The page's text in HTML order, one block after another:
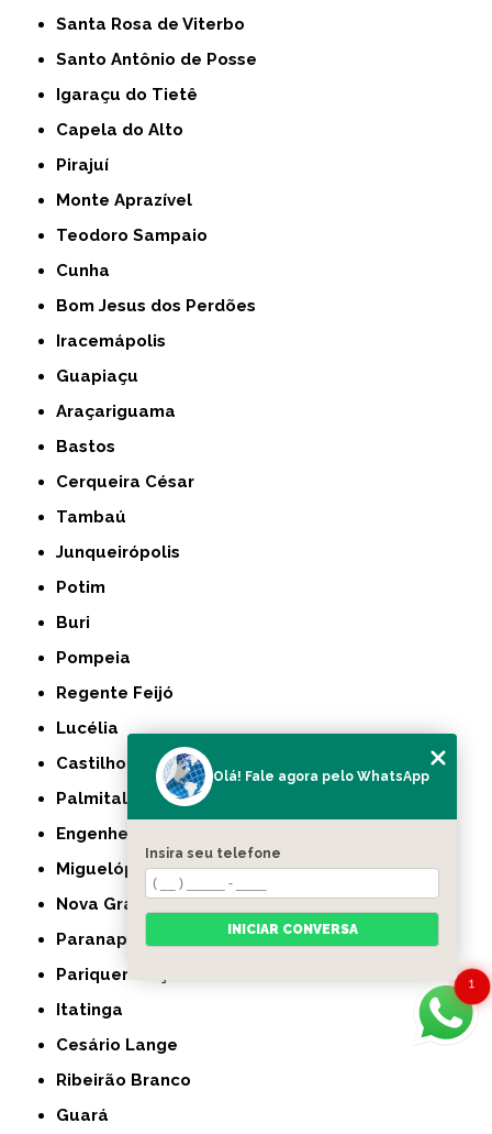
Santa Rosa de Viterbo
Santo Antônio de Posse
Igaraçu do Tietê
Capela do Alto
Pirajuí
Monte Aprazível
Teodoro Sampaio
Cunha
Bom Jesus dos Perdões
Iracemápolis
Guapiaçu
Araçariguama
Bastos
Cerqueira César
Tambaú
Junqueirópolis
Potim
Buri
Pompeia
Regente Feijó
Lucélia
Castilho
Palmital
Engenheiro Coelho
Miguelópolis
Nova Granada
Paranapanema
Pariquera-Açu
Itatinga
Cesário Lange
Ribeirão Branco
Guará
1
Olá! Fale agora pelo WhatsApp
Insira seu telefone
INICIAR CONVERSA